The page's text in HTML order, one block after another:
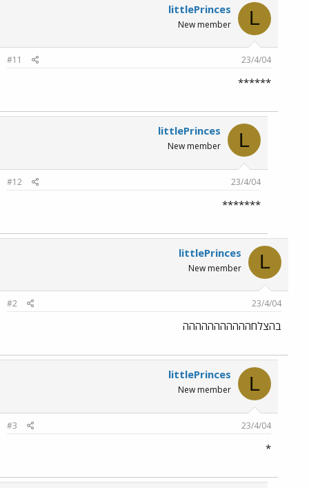
L
littlePrinces
New member
23/4/04
#11
******
L
littlePrinces
New member
23/4/04
#12
*******
L
littlePrinces
New member
23/4/04
#2
בהצלחההההההההההה
L
littlePrinces
New member
23/4/04
#3
*